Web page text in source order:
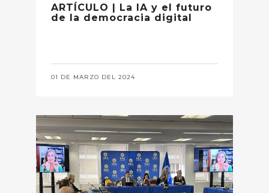
ARTÍCULO | La IA y el futuro
de la democracia digital
01 DE MARZO DEL 2024